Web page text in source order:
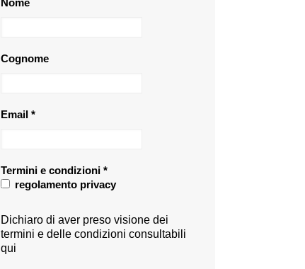
Nome
Cognome
Email *
Termini e condizioni *
regolamento privacy
Dichiaro di aver preso visione dei
termini e delle condizioni consultabili
qui